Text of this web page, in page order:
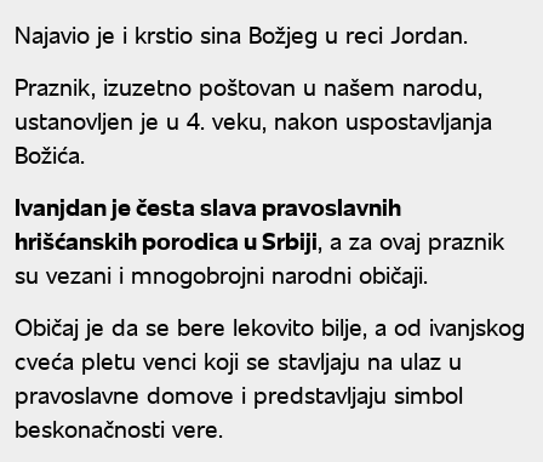
Najavio je i krstio sina Božjeg u reci Jordan.
Praznik, izuzetno poštovan u našem narodu,
ustanovljen je u 4. veku, nakon uspostavljanja
Božića.
Ivanjdan je česta slava pravoslavnih
hrišćanskih porodica u Srbiji, a za ovaj praznik
su vezani i mnogobrojni narodni običaji.
Običaj je da se bere lekovito bilje, a od ivanjskog
cveća pletu venci koji se stavljaju na ulaz u
pravoslavne domove i predstavljaju simbol
beskonačnosti vere.